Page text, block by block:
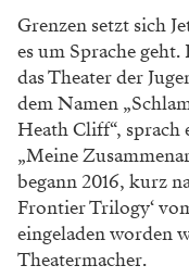
Grenzen setzt sich
es um Sprache
das Theater der
dem Namen
Heath Cliff“, sprach
„Meine
begann 2016, kurz
Frontier Trilogy‘
eingeladen worden
Theatermacher.